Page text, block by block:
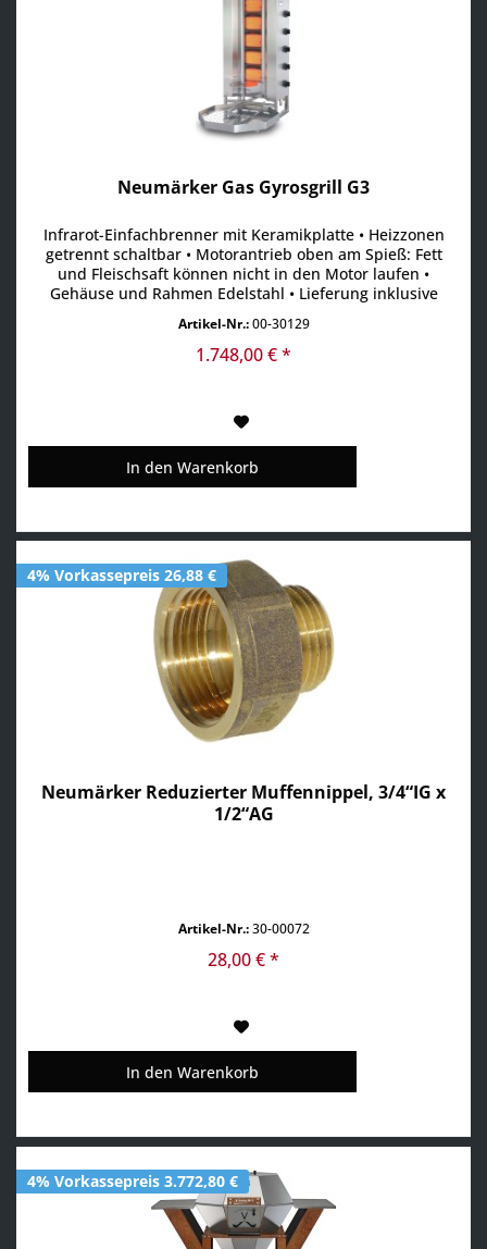
Neumärker Gas Gyrosgrill G3
Infrarot-Einfachbrenner mit Keramikplatte • Heizzonen
getrennt schaltbar • Motorantrieb oben am Spieß: Fett
und Fleischsaft können nicht in den Motor laufen •
Gehäuse und Rahmen Edelstahl • Lieferung inklusive
50 kg • Fleisch-Höhe max. 620 mm
Artikel-Nr.:00-30129
1.748,00 € *
In den Warenkorb
4% Vorkassepreis 26,88 €
Neumärker Reduzierter Muffennippel, 3/4“IG x
1/2“AG
Artikel-Nr.:30-00072
28,00 € *
In den Warenkorb
4% Vorkassepreis 3.772,80 €